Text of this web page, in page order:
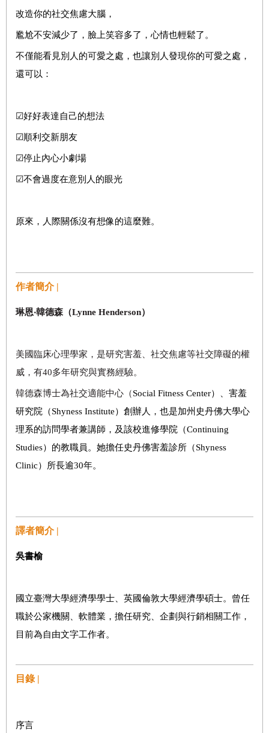
改造你的社交焦慮大腦，
尷尬不安減少了，臉上笑容多了，心情也輕鬆了。
不僅能看見別人的可愛之處，也讓別人發現你的可愛之處，
還可以：
☑好好表達自己的想法
☑順利交新朋友
☑停止內心小劇場
☑不會過度在意別人的眼光
原來，人際關係沒有想像的這麼難。
作者簡介 |
琳恩‧韓德森（Lynne Henderson）
美國臨床心理學家，是研究害羞、社交焦慮等社交障礙的權
威，有40多年研究與實務經驗。
韓德森博士為社交適能中心（Social Fitness Center）、害羞
研究院（Shyness Institute）創辦人，也是加州史丹佛大學心
理系的訪問學者兼講師，及該校進修學院（Continuing
Studies）的教職員。她擔任史丹佛害羞診所（Shyness
Clinic）所長逾30年。
譯者簡介 |
吳書榆
國立臺灣大學經濟學學士、英國倫敦大學經濟學碩士。曾任
職於公家機關、軟體業，擔任研究、企劃與行銷相關工作，
目前為自由文字工作者。
目錄 |
序言